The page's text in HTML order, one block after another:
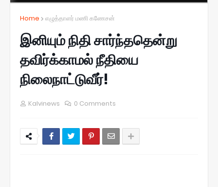
Home எழுத்தாளர் மணி கணேசன்
இனியும் நிதி சார்ந்ததென்று
தவிர்க்காமல் நீதியை
நிலைநாட்டுவீர்!
Kalvinews 0 Comments